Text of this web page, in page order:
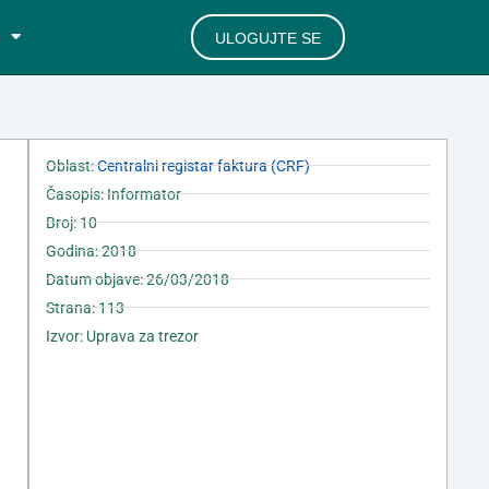
ULOGUJTE SE
Oblast:Centralni registar faktura (CRF)
Časopis: Informator
Broj: 10
Godina: 2018
Datum objave: 26/03/2018
Strana: 113
Izvor: Uprava za trezor